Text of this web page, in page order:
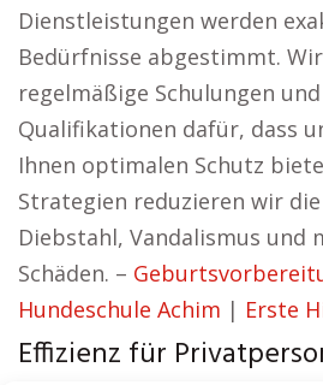
Dienstleistungen werden
Bedürfnisse abgestimmt.
regelmäßige Schulungen
Qualifikationen dafür, dass
Ihnen optimalen Schutz
Strategien reduzieren wir
Diebstahl, Vandalismus und
Schäden. –
Hundeschule Achim | Erste
Effizienz für